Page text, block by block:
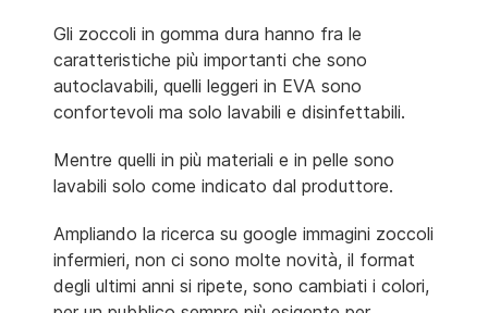
Gli zoccoli in gomma dura hanno fra le
caratteristiche più importanti che sono
autoclavabili, quelli leggeri in EVA sono
confortevoli ma solo lavabili e disinfettabili.
Mentre quelli in più materiali e in pelle sono
lavabili solo come indicato dal produttore.
Ampliando la ricerca su google immagini zoccoli
infermieri, non ci sono molte novità, il format
degli ultimi anni si ripete, sono cambiati i colori,